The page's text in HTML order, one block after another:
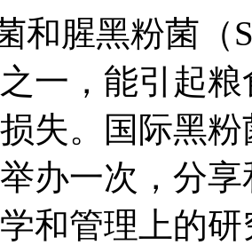
腥黑粉菌（
一，能引起
失。国际黑
办一次，分
和管理上的